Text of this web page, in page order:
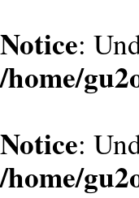
Notice:
/home/
Notice:
/home/